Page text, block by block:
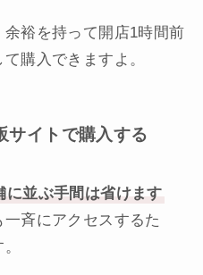
裕を持って開店1時間前
購入できますよ。
サイトで購入する
に並ぶ手間は省けます
斉にアクセスするた